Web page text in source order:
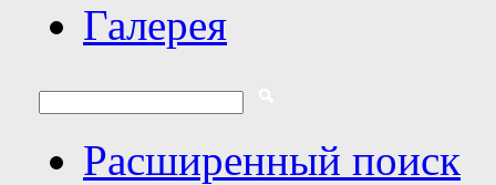
Галерея
Расширенный поиск